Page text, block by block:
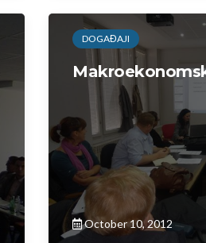
DOGAĐAJI
October 10, 2012